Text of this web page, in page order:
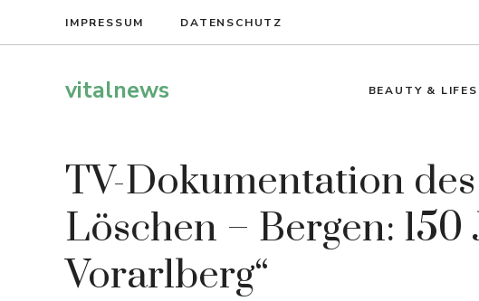
IMPRESSUM DATENSCHUTZ
vitalnews BEAUTY &
TV-Dokumentation
Löschen – Bergen:
Vorarlberg“